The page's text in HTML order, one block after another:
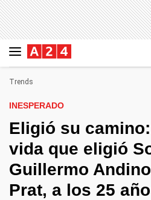
Trends
INESPERADO
Eligió su
vida que eligió
Guillermo
Prat, a los 25